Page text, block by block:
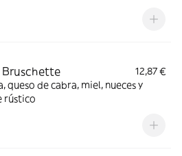
Bruschette
12,87 €
queso de cabra, miel, nueces y
rústico